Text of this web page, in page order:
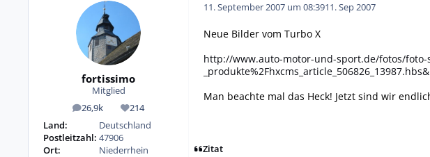
fortissimo
Mitglied
26,9k
Beiträge 214
Reputation
Land:
Deutschland
Postleitzahl: 47906
Ort:
Niederrhein
11. September 2007 um 08:3911. Sep 2007
Neue Bilder vom Turbo X
http://www.auto-motor-und-sport.de/fotos/foto-
_produkte%2Fhxcms_article_506826_13987.hbs&
Man beachte mal das Heck! Jetzt sind wir
Zitat